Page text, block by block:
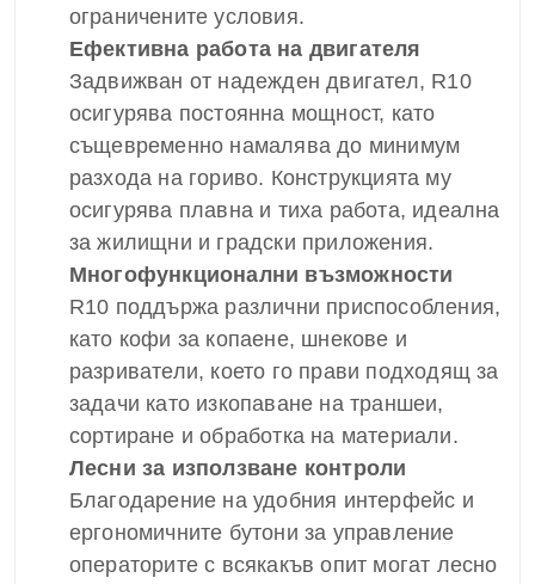
ограничените условия.
Ефективна работа на двигателя
Задвижван от надежден двигател, R10
осигурява постоянна мощност, като
същевременно намалява до минимум
разхода на гориво. Конструкцията му
осигурява плавна и тиха работа, идеална
за жилищни и градски приложения.
Многофункционални възможности
R10 поддържа различни приспособления,
като кофи за копаене, шнекове и
разриватели, което го прави подходящ за
задачи като изкопаване на траншеи,
сортиране и обработка на материали.
Лесни за използване контроли
Благодарение на удобния интерфейс и
ергономичните бутони за управление
операторите с всякакъв опит могат лесно